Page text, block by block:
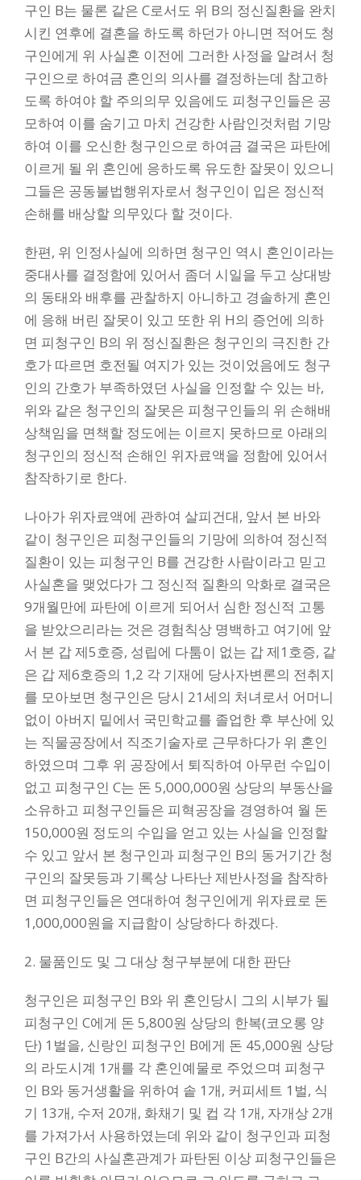
구인 B는 물론 같은 C로서도 위 B의 정신질환을 완치
시킨 연후에 결혼을 하도록 하던가 아니면 적어도 청
구인에게 위 사실혼 이전에 그러한 사정을 알려서 청
구인으로 하여금 혼인의 의사를 결정하는데 참고하
도록 하여야 할 주의의무 있음에도 피청구인들은 공
모하여 이를 숨기고 마치 건강한 사람인것처럼 기망
하여 이를 오신한 청구인으로 하여금 결국은 파탄에
이르게 될 위 혼인에 응하도록 유도한 잘못이 있으니
그들은 공동불법행위자로서 청구인이 입은 정신적
손해를 배상할 의무있다 할 것이다.
한편, 위 인정사실에 의하면 청구인 역시 혼인이라는
중대사를 결정함에 있어서 좀더 시일을 두고 상대방
의 동태와 배후를 관찰하지 아니하고 경솔하게 혼인
에 응해 버린 잘못이 있고 또한 위 H의 증언에 의하
면 피청구인 B의 위 정신질환은 청구인의 극진한 간
호가 따르면 호전될 여지가 있는 것이었음에도 청구
인의 간호가 부족하였던 사실을 인정할 수 있는 바,
위와 같은 청구인의 잘못은 피청구인들의 위 손해배
상책임을 면책할 정도에는 이르지 못하므로 아래의
청구인의 정신적 손해인 위자료액을 정함에 있어서
참작하기로 한다.
나아가 위자료액에 관하여 살피건대, 앞서 본 바와
같이 청구인은 피청구인들의 기망에 의하여 정신적
질환이 있는 피청구인 B를 건강한 사람이라고 믿고
사실혼을 맺었다가 그 정신적 질환의 악화로 결국은
9개월만에 파탄에 이르게 되어서 심한 정신적 고통
을 받았으리라는 것은 경험칙상 명백하고 여기에 앞
서 본 갑 제5호증, 성립에 다툼이 없는 갑 제1호증, 같
은 갑 제6호증의 1,2 각 기재에 당사자변론의 전취지
를 모아보면 청구인은 당시 21세의 처녀로서 어머니
없이 아버지 밑에서 국민학교를 졸업한 후 부산에 있
는 직물공장에서 직조기술자로 근무하다가 위 혼인
하였으며 그후 위 공장에서 퇴직하여 아무런 수입이
없고 피청구인 C는 돈 5,000,000원 상당의 부동산을
소유하고 피청구인들은 피혁공장을 경영하여 월 돈
150,000원 정도의 수입을 얻고 있는 사실을 인정할
수 있고 앞서 본 청구인과 피청구인 B의 동거기간 청
구인의 잘못등과 기록상 나타난 제반사정을 참작하
면 피청구인들은 연대하여 청구인에게 위자료로 돈
1,000,000원을 지급함이 상당하다 하겠다.
2. 물품인도 및 그 대상 청구부분에 대한 판단
청구인은 피청구인 B와 위 혼인당시 그의 시부가 될
피청구인 C에게 돈 5,800원 상당의 한복(코오롱 양
단) 1벌을, 신랑인 피청구인 B에게 돈 45,000원 상당
의 라도시계 1개를 각 혼인예물로 주었으며 피청구
인 B와 동거생활을 위하여 솥 1개, 커피세트 1벌, 식
기 13개, 수저 20개, 화채기 및 컵 각 1개, 자개상 2개
를 가져가서 사용하였는데 위와 같이 청구인과 피청
구인 B간의 사실혼관계가 파탄된 이상 피청구인들은